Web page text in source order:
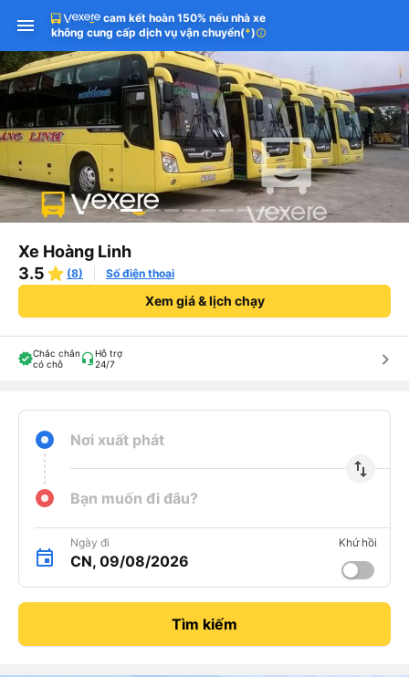
cam kết hoàn 150% nếu nhà xe
không cung cấp dịch vụ vận chuyển(*)info
Xe Hoàng Linh
3.5
(8) Số điện thoại
Xem giá & lịch chạy
Chắc chắn
có chỗ
Hỗ trợ
24/7
keyboard_arrow_right
Nơi xuất phát
import_export
Bạn muốn đi đâu?
Ngày đi
CN, 09/08/2026
Khứ hồi
Tìm kiếm